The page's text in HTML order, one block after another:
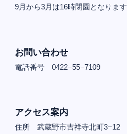
9月から3月は16時閉園となります
お問い合わせ
電話番号 0422−55−7109
アクセス案内
住所 武蔵野市吉祥寺北町3−12